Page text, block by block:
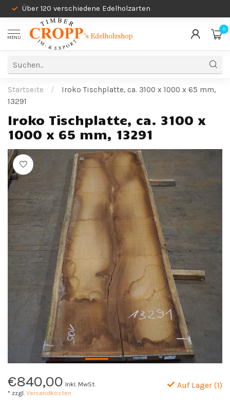
Über 120 verschiedene Edelholzarten
MENU
0
Startseite /
Iroko Tischplatte, ca. 3100 x 1000 x 65 mm,
13291
Iroko Tischplatte, ca. 3100 x
1000 x 65 mm, 13291
€840,00 Inkl. MwSt.
* zzgl. Versandkosten
Auf Lager (1)